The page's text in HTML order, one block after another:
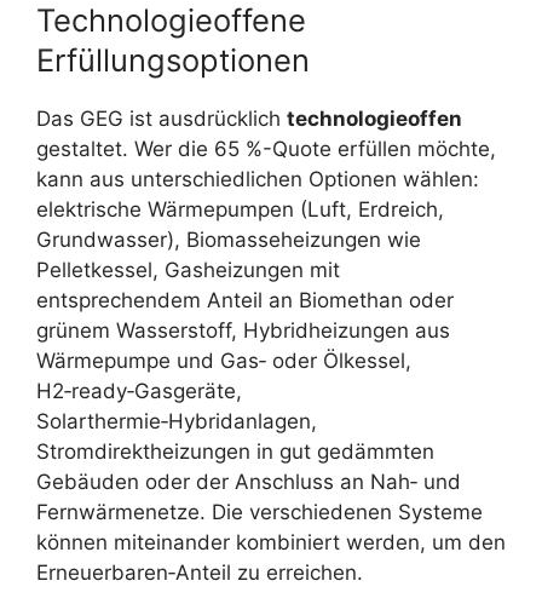
Technologieoffene
Erfüllungsoptionen
Das GEG ist ausdrücklich technologieoffen
gestaltet. Wer die 65 %-Quote erfüllen möchte,
kann aus unterschiedlichen Optionen wählen:
elektrische Wärmepumpen (Luft, Erdreich,
Grundwasser), Biomasseheizungen wie
Pelletkessel, Gasheizungen mit
entsprechendem Anteil an Biomethan oder
grünem Wasserstoff, Hybridheizungen aus
Wärmepumpe und Gas‑ oder Ölkessel,
H2‑ready‑Gasgeräte,
Solarthermie‑Hybridanlagen,
Stromdirektheizungen in gut gedämmten
Gebäuden oder der Anschluss an Nah‑ und
Fernwärmenetze. Die verschiedenen Systeme
können miteinander kombiniert werden, um den
Erneuerbaren‑Anteil zu erreichen.